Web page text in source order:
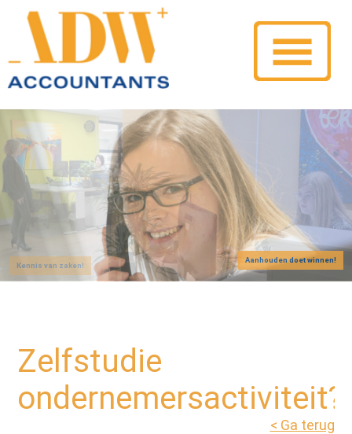
Aanhouden doet winnen!
Zelfstudie
ondernemersactiviteit?
< Ga terug